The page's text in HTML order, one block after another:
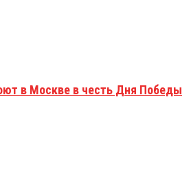
в Москве в честь Дня Победы